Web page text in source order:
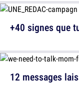
12 messages
+40 signes que